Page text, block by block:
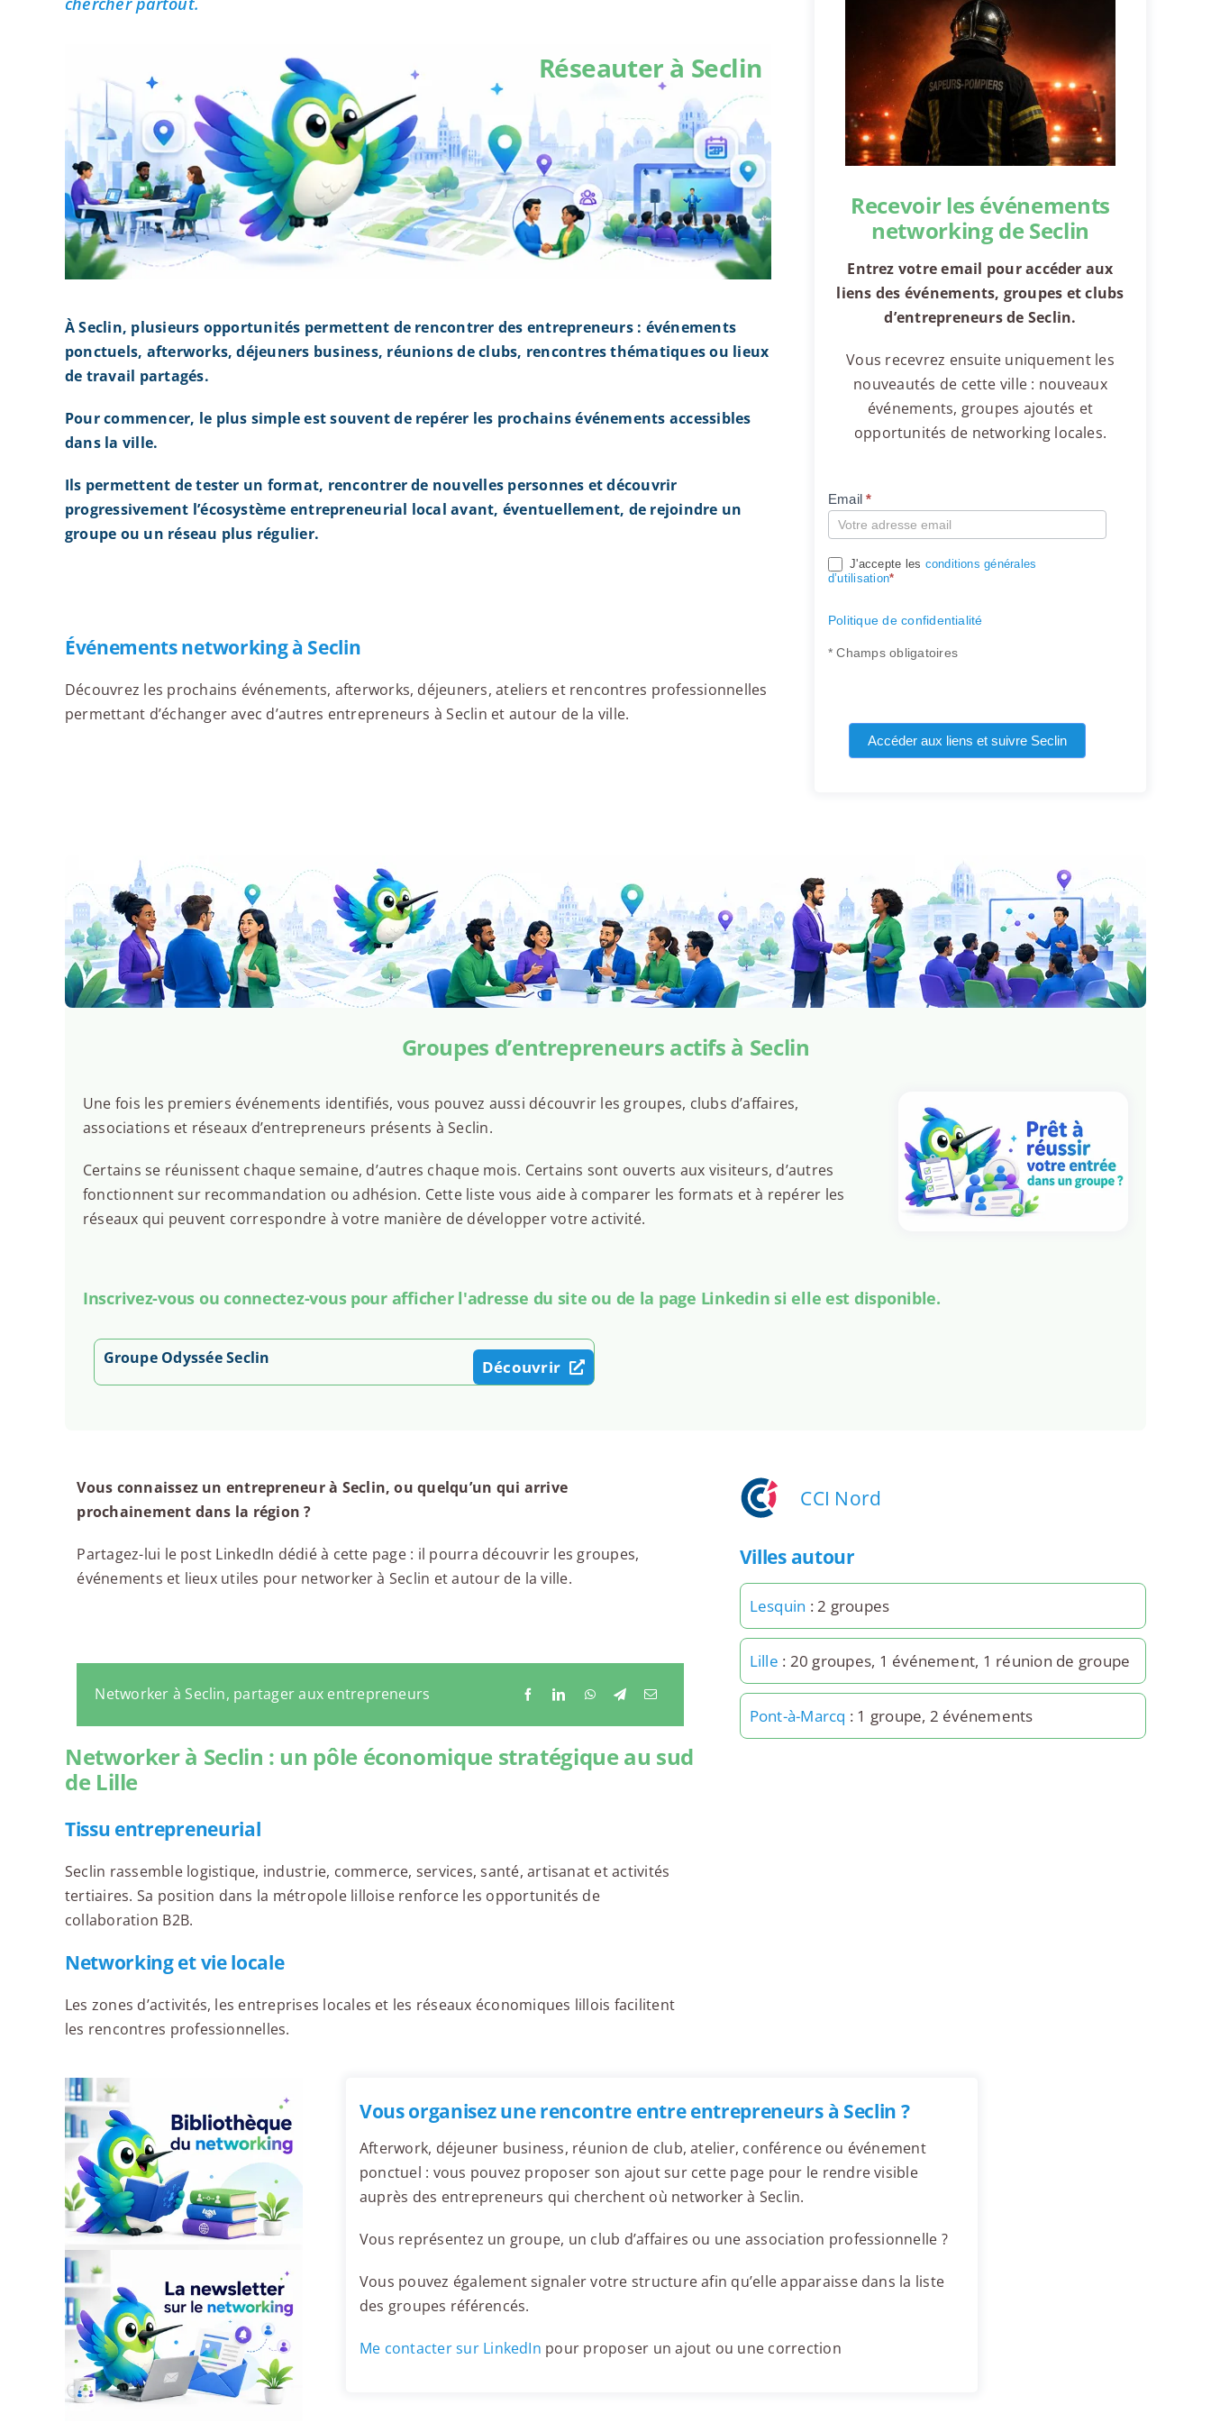
Réseauter à Seclin
À Seclin, plusieurs opportunités permettent de rencontrer des entrepreneurs : événements
ponctuels, afterworks, déjeuners business, réunions de clubs, rencontres thématiques ou lieux
de travail partagés.
Pour commencer, le plus simple est souvent de repérer les prochains événements accessibles
dans la ville.
Ils permettent de tester un format, rencontrer de nouvelles personnes et découvrir
progressivement l’écosystème entrepreneurial local avant, éventuellement, de rejoindre un
groupe ou un réseau plus régulier.
Événements networking à Seclin
Découvrez les prochains événements, afterworks, déjeuners, ateliers et rencontres professionnelles
permettant d’échanger avec d’autres entrepreneurs à Seclin et autour de la ville.
Recevoir les événements
networking de Seclin
Entrez votre email pour accéder aux
liens des événements, groupes et clubs
d’entrepreneurs de Seclin.
Vous recevrez ensuite uniquement les
nouveautés de cette ville : nouveaux
événements, groupes ajoutés et
opportunités de networking locales.
Compte
Email*
J'accepte les conditions générales
d’utilisation*
Politique de confidentialité
* Champs obligatoires
Accéder aux liens et suivre Seclin
Groupes d’entrepreneurs actifs à Seclin
Une fois les premiers événements identifiés, vous pouvez aussi découvrir les groupes, clubs d’affaires,
associations et réseaux d’entrepreneurs présents à Seclin.
Certains se réunissent chaque semaine, d’autres chaque mois. Certains sont ouverts aux visiteurs, d’autres
fonctionnent sur recommandation ou adhésion. Cette liste vous aide à comparer les formats et à repérer les
réseaux qui peuvent correspondre à votre manière de développer votre activité.
Inscrivez-vous ou connectez-vous pour afficher l'adresse du site ou de la page Linkedin si elle est disponible.
Groupe Odyssée Seclin Découvrir
Vous connaissez un entrepreneur à Seclin, ou quelqu’un qui arrive
prochainement dans la région ?
Partagez-lui le post LinkedIn dédié à cette page : il pourra découvrir les groupes,
événements et lieux utiles pour networker à Seclin et autour de la ville.
Networker à Seclin, partager aux entrepreneurs
Networker à Seclin : un pôle économique stratégique au sud
de Lille
Tissu entrepreneurial
Seclin rassemble logistique, industrie, commerce, services, santé, artisanat et activités
tertiaires. Sa position dans la métropole lilloise renforce les opportunités de
collaboration B2B.
Networking et vie locale
Les zones d’activités, les entreprises locales et les réseaux économiques lillois facilitent
les rencontres professionnelles.
CCI Nord
Villes autour
Lesquin : 2 groupes
Lille : 20 groupes, 1 événement, 1 réunion de groupe
Pont-à-Marcq : 1 groupe, 2 événements
Vous organisez une rencontre entre entrepreneurs à Seclin ?
Afterwork, déjeuner business, réunion de club, atelier, conférence ou événement
ponctuel : vous pouvez proposer son ajout sur cette page pour le rendre visible
auprès des entrepreneurs qui cherchent où networker à Seclin.
Vous représentez un groupe, un club d’affaires ou une association professionnelle ?
Vous pouvez également signaler votre structure afin qu’elle apparaisse dans la liste
des groupes référencés.
Me contacter sur LinkedIn pour proposer un ajout ou une correction